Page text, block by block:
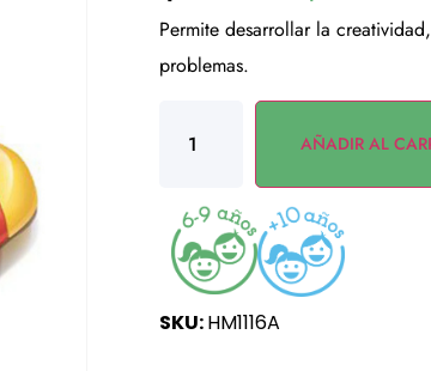
Permite desarrollar la
problemas.
AÑADIR AL
SKU:HM1116A